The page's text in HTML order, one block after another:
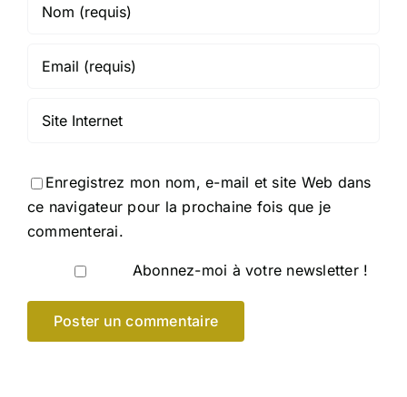
Enregistrez mon nom, e-mail et site Web dans
ce navigateur pour la prochaine fois que je
commenterai.
Abonnez-moi à votre newsletter !